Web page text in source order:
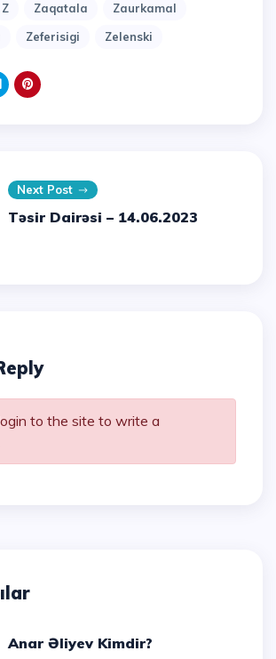
Z Zaqatala
Zaurkamal
Zeferisigi Zelenski
Next Post
Təsir Dairəsi – 14.06.2023
to the site to write a
Anar Əliyev Kimdir?